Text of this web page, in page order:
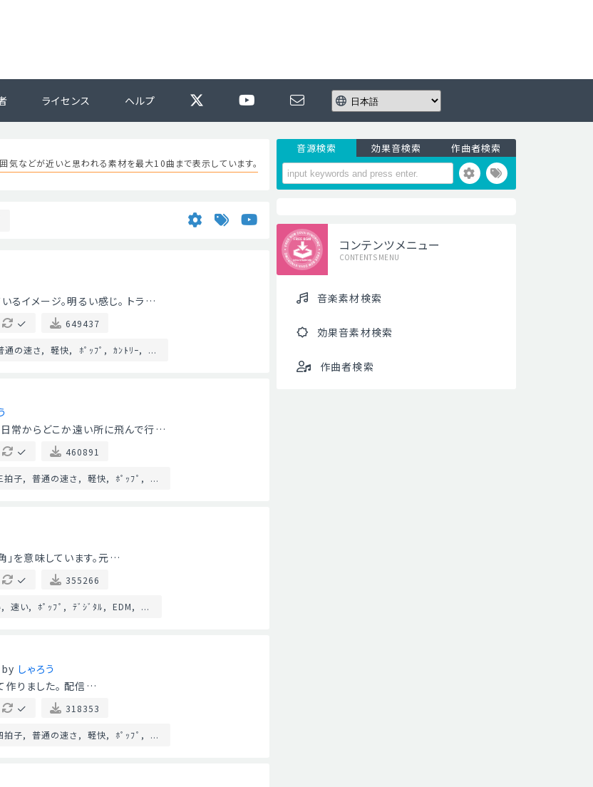
ライセンス ヘルプ
気などが近いと思われる素材を最大10曲まで表示しています。
るイメージ。明るい感じ。 トラ…
649437
通の速さ 軽快 ﾎﾟｯﾌﾟ ｶﾝﾄﾘｰ ...
日常からどこか遠い所に飛んで行…
460891
拍子 普通の速さ 軽快 ﾎﾟｯﾌﾟ ...
を意味しています。元…
355266
速い ﾎﾟｯﾌﾟ ﾃﾞｼﾞﾀﾙ EDM ...
by しゃろう
りました。 配信…
318353
拍子 普通の速さ 軽快 ﾎﾟｯﾌﾟ ...
音源検索 効果音検索 作曲者検索
コンテンツメニュー
CONTENTS MENU
音楽素材検索
効果音素材検索
作曲者検索